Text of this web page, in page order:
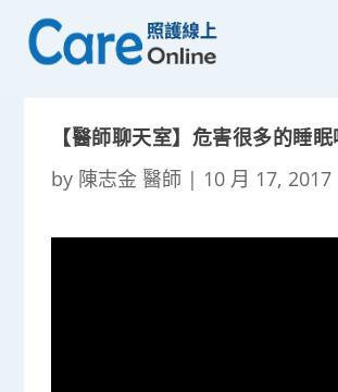
【醫師聊天室】危害很多的睡
by 陳志金 醫師 | 10 月 17, 2017